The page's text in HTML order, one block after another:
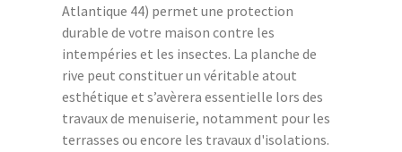
Atlantique 44) permet une protection
durable de votre maison contre les
intempéries et les insectes. La planche de
rive peut constituer un véritable atout
esthétique et s’avèrera essentielle lors des
travaux de menuiserie, notamment pour les
terrasses ou encore les travaux d'isolations.